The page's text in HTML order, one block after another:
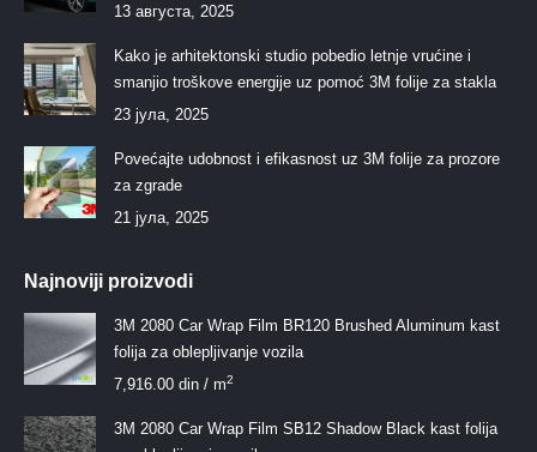
13 августа, 2025
Kako je arhitektonski studio pobedio letnje vrućine i
smanjio troškove energije uz pomoć 3M folije za stakla
23 јула, 2025
Povećajte udobnost i efikasnost uz 3M folije za prozore
za zgrade
21 јула, 2025
Najnoviji proizvodi
3M 2080 Car Wrap Film BR120 Brushed Aluminum kast
folija za oblepljivanje vozila
7,916.00 din / m2
3M 2080 Car Wrap Film SB12 Shadow Black kast folija